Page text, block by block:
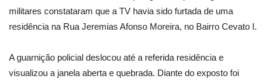
militares constataram que a TV havia sido furtada de uma
residência na Rua Jeremias Afonso Moreira, no Bairro Cevato I.
A guarnição policial deslocou até a referida residência e
visualizou a janela aberta e quebrada. Diante do exposto foi